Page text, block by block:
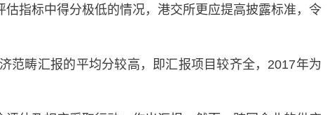
指标中得分极低的情况，港交所更应提高披露标准，令
范畴汇报的平均分较高，即汇报项目较齐全，2017年为